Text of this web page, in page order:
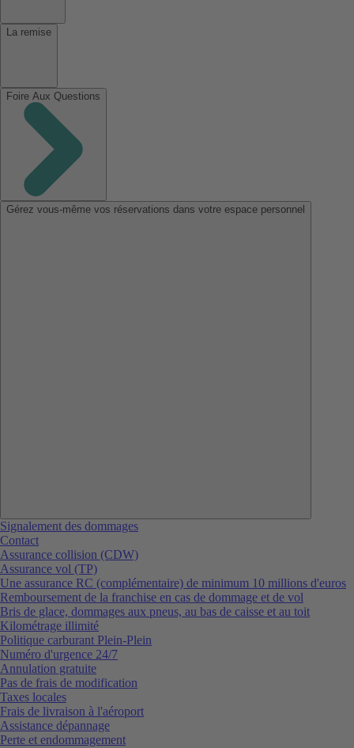
La remise
Foire Aux Questions
Gérez vous-même vos réservations dans votre espace personnel
Signalement des dommages
Contact
Assurance collision (CDW)
Assurance vol (TP)
Une assurance RC (complémentaire) de minimum 10 millions d'euros
Remboursement de la franchise en cas de dommage et de vol
Bris de glace, dommages aux pneus, au bas de caisse et au toit
Kilométrage illimité
Politique carburant Plein-Plein
Numéro d'urgence 24/7
Annulation gratuite
Pas de frais de modification
Taxes locales
Frais de livraison à l'aéroport
Assistance dépannage
Perte et endommagement